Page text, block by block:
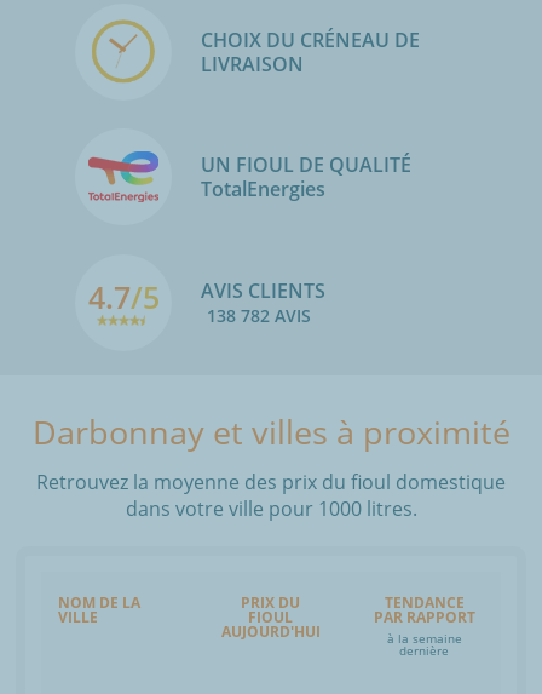
CHOIX DU CRÉNEAU DE
LIVRAISON
UN FIOUL DE QUALITÉ
TotalEnergies
4.7/5 AVIS CLIENTS
138 782 AVIS
Darbonnay et villes à proximité
Retrouvez la moyenne des prix du fioul domestique
dans votre ville pour 1000 litres.
NOM DE LA
VILLE
PRIX DU
FIOUL
AUJOURD'HUI
TENDANCE
PAR RAPPORT
à la semaine
dernière